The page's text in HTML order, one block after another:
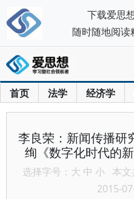
首页 法学 经济学
李良荣：新闻传播研
绚《数字化时代的
选择字号： 大 中 小 本文
2015-
下载爱思
随时随地阅读